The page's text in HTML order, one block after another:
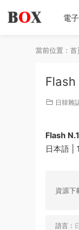
電
當前位置： 首
日韓雜
Flash
日本語 |
資源下
語言：